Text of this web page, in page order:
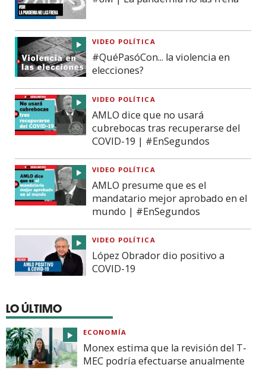
VIDEO POLÍTICA
#QuéPasóCon... la violencia en
elecciones?
VIDEO POLÍTICA
AMLO dice que no usará
cubrebocas tras recuperarse del
COVID-19 | #EnSegundos
VIDEO POLÍTICA
AMLO presume que es el
mandatario mejor aprobado en el
mundo | #EnSegundos
VIDEO POLÍTICA
López Obrador dio positivo a
COVID-19
LO ÚLTIMO
ECONOMÍA
Monex estima que la revisión del T-
MEC podría efectuarse anualmente